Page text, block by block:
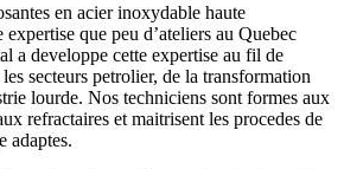
en acier inoxydable haute
que peu d’ateliers au Quebec
a developpe cette expertise au fil de
secteurs petrolier, de la transformation
lourde. Nos techniciens sont formes aux
refractaires et maitrisent les procedes de
adaptes.